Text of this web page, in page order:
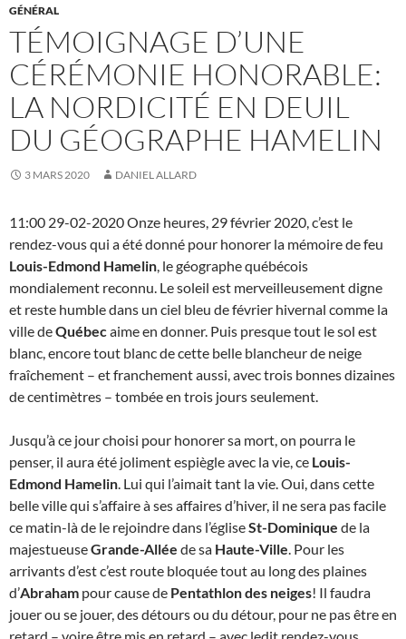
GÉNÉRAL
TÉMOIGNAGE D’UNE
CÉRÉMONIE HONORABLE:
LA NORDICITÉ EN DEUIL
DU GÉOGRAPHE HAMELIN
3 MARS 2020 DANIEL ALLARD
11:00 29-02-2020 Onze heures, 29 février 2020, c’est le
rendez-vous qui a été donné pour honorer la mémoire de feu
Louis-Edmond Hamelin, le géographe québécois
mondialement reconnu. Le soleil est merveilleusement digne
et reste humble dans un ciel bleu de février hivernal comme la
ville deQuébecaime en donner. Puis presque tout le sol est
blanc, encore tout blanc de cette belle blancheur de neige
fraîchement – et franchement aussi, avec trois bonnes dizaines
de centimètres – tombée en trois jours seulement.
Jusqu’à ce jour choisi pour honorer sa mort, on pourra le
penser, il aura été joliment espiègle avec la vie, ce Louis-
Edmond Hamelin. Lui qui l’aimait tant la vie. Oui, dans cette
belle ville qui s’affaire à ses affaires d’hiver, il ne sera pas facile
ce matin-là de le rejoindre dans l’égliseSt-Dominique de la
majestueuseGrande-Allée de sa Haute-Ville. Pour les
arrivants d’est c’est route bloquée tout au long des plaines
d’Abraham pour cause de Pentathlon des neiges! Il faudra
jouer ou se jouer, des détours ou du détour, pour ne pas être en